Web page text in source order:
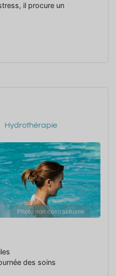
il procure un
Hydrothérapie
Photo non contractuelle
des soins